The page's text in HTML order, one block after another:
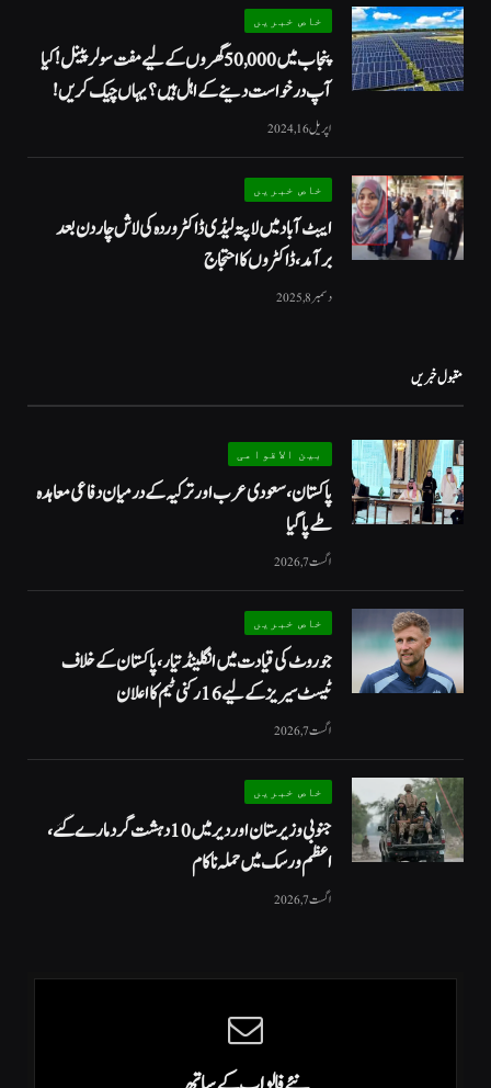
خاص خبریں
پنجاب میں 50,000 گھروں کے لیے مفت سولر پینل! کیا
آپ درخواست دینے کے اہل ہیں؟ یہاں چیک کریں!
اپریل 16, 2024
خاص خبریں
ایبٹ آباد میں لاپتہ لیڈی ڈاکٹر وردہ کی لاش چار دن بعد
برآمد، ڈاکٹروں کا احتجاج
دسمبر 8, 2025
مقبول خبریں
بین الاقوامی
پاکستان،سعودی عرب اور ترکیہ کے درمیان دفاعی معاہدہ
طے پاگیا
اگست 7, 2026
خاص خبریں
جو روٹ کی قیادت میں انگلینڈ تیار، پاکستان کے خلاف
ٹیسٹ سیریز کے لیے 16 رکنی ٹیم کا اعلان
اگست 7, 2026
خاص خبریں
جنوبی وزیرستان اور دیر میں 10 دہشت گرد مارے گئے،
اعظم ورسک میں حملہ ناکام
اگست 7, 2026